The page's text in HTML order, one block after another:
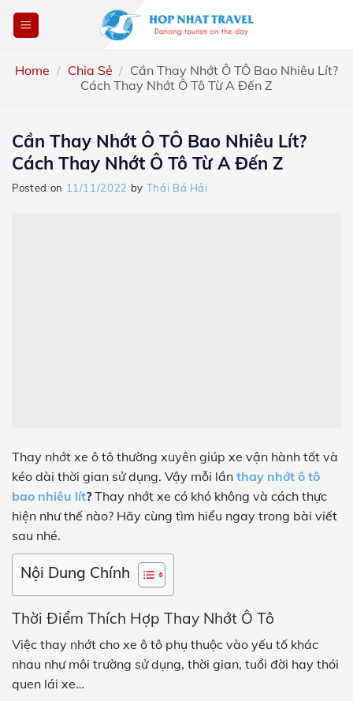
Skip
Home / Chia Sẻ / Cần Thay Nhớt Ô TÔ Bao Nhiêu Lít?
Cách Thay Nhớt Ô Tô Từ A Đến Z
Cần Thay Nhớt Ô TÔ Bao Nhiêu Lít?
Cách Thay Nhớt Ô Tô Từ A Đến Z
Posted on 11/11/2022 by Thái Bá Hải
Thay nhớt xe ô tô thường xuyên giúp xe vận hành tốt và
kéo dài thời gian sử dụng. Vậy mỗi lần thay nhớt ô tô
bao nhiêu lít?Thay nhớt xe có khó không và cách thực
hiện như thế nào? Hãy cùng tìm hiểu ngay trong bài viết
sau nhé.
Nội Dung Chính
Thời Điểm Thích Hợp Thay Nhớt Ô Tô
Việc thay nhớt cho xe ô tô phụ thuộc vào yếu tố khác
nhau như môi trường sử dụng, thời gian, tuổi đời hay thói
quen lái xe…